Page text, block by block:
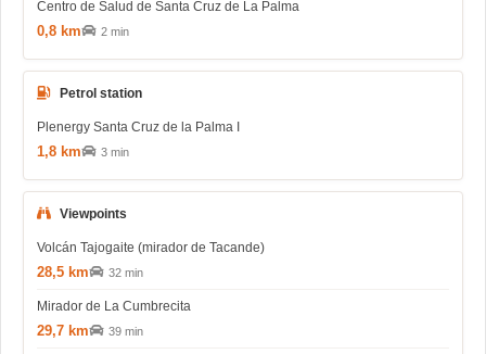
Centro de Salud de Santa Cruz de La Palma
0,8 km 2 min
Petrol station
Plenergy Santa Cruz de la Palma I
1,8 km 3 min
Viewpoints
Volcán Tajogaite (mirador de Tacande)
28,5 km 32 min
Mirador de La Cumbrecita
29,7 km 39 min